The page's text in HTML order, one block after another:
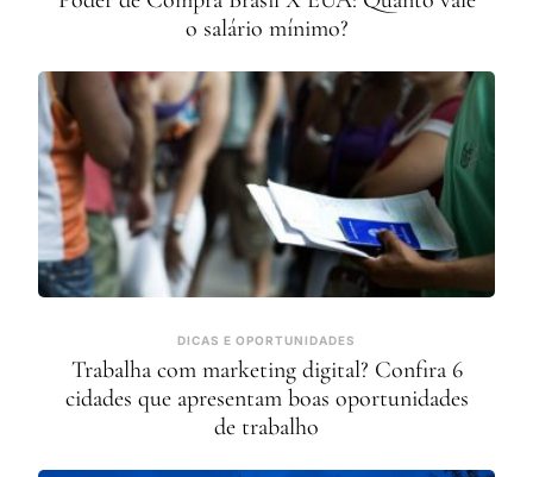
o salário mínimo?
DICAS E OPORTUNIDADES
Trabalha com marketing digital? Confira 6
cidades que apresentam boas oportunidades
de trabalho